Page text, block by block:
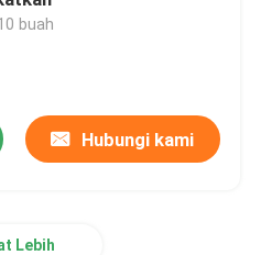
buah
Hubungi kami
Lebih